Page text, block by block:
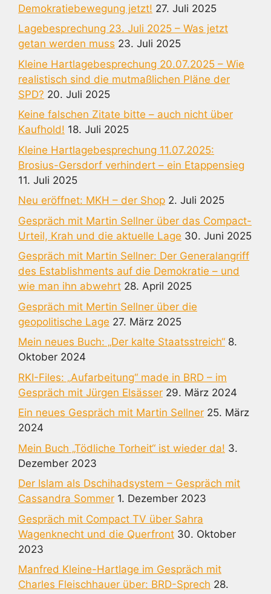
Demokratiebewegung jetzt! 27. Juli 2025
Lagebesprechung 23. Juli 2025 – Was jetzt
getan werden muss 23. Juli 2025
Kleine Hartlagebesprechung 20.07.2025 – Wie
realistisch sind die mutmaßlichen Pläne der
SPD? 20. Juli 2025
Keine falschen Zitate bitte – auch nicht über
Kaufhold! 18. Juli 2025
Kleine Hartlagebesprechung 11.07.2025:
Brosius-Gersdorf verhindert – ein Etappensieg
11. Juli 2025
Neu eröffnet: MKH – der Shop 2. Juli 2025
Gespräch mit Martin Sellner über das Compact-
Urteil, Krah und die aktuelle Lage 30. Juni 2025
Gespräch mit Martin Sellner: Der Generalangriff
des Establishments auf die Demokratie – und
wie man ihn abwehrt 28. April 2025
Gespräch mit Mertin Sellner über die
geopolitische Lage 27. März 2025
Mein neues Buch: „Der kalte Staatsstreich“ 8.
Oktober 2024
RKI-Files: „Aufarbeitung“ made in BRD – im
Gespräch mit Jürgen Elsässer 29. März 2024
Ein neues Gespräch mit Martin Sellner 25. März
2024
Mein Buch „Tödliche Torheit“ ist wieder da! 3.
Dezember 2023
Der Islam als Dschihadsystem – Gespräch mit
Cassandra Sommer 1. Dezember 2023
Gespräch mit Compact TV über Sahra
Wagenknecht und die Querfront 30. Oktober
2023
Manfred Kleine-Hartlage im Gespräch mit
Charles Fleischhauer über: BRD-Sprech 28.